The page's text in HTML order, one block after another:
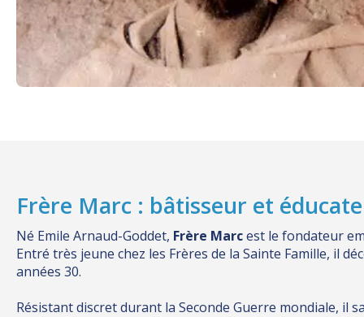
Frère Marc : bâtisseur et
Né Emile Arnaud-Goddet, Frère Marcest le fondateur
Entré très jeune chez les Frères de la Sainte Famille, il
années 30.
Résistant discret durant la Seconde Guerre mondiale, il